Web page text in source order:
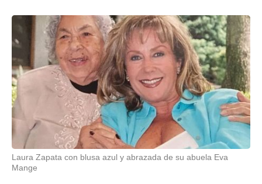
Laura Zapata con blusa azul y abrazada de su abuela Eva
Mange